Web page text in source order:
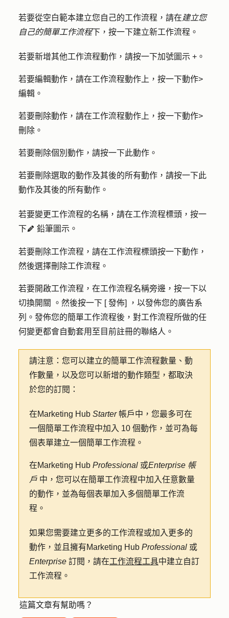
若要從空白範本建立您自己的工作流程，請在建立您
自己的簡單工作流程下，按一下建立新工作流程 。
若要新增其他工作流程動作，請按一下加號圖示 + 。
若要編輯動作，請在工作流程動作上，按一下動作>
編輯 。
若要刪除動作，請在工作流程動作上，按一下動作>
刪除 。
若要刪除個別動作，請按一下此動作 。
若要刪除選取的動作及其後的所有動作，請按一下此
動作及其後的所有動作。
若要變更工作流程的名稱，請在工作流程標頭，按一
下edit 鉛筆圖示 。
若要刪除工作流程，請在工作流程標頭按一下動作 ，
然後選擇刪除工作流程。
若要開啟工作流程，在工作流程名稱旁邊，按一下以
切換開關 。然後按一下 [發佈]
，以發佈您的廣告系
列。發佈您的簡單工作流程後，對工作流程所做的任
何變更都會自動套用至目前註冊的聯絡人。
請注意： 您可以建立的簡單工作流程數量、動
作數量，以及您可以新增的動作類型，都取決
於您的訂閱：
在Marketing Hub Starter 帳戶中，您最多可在
一個簡單工作流程中加入 10 個動作，並可為每
個表單建立一個簡單工作流程。
在Marketing Hub Professional 或Enterprise 帳
戶 中，您可以在簡單工作流程中加入任意數量
的動作，並為每個表單加入多個簡單工作流
程。
如果您需要建立更多的工作流程或加入更多的
動作，並且擁有Marketing Hub Professional 或
Enterprise 訂閱，請在工作流程工具中建立自訂
工作流程。
這篇文章有幫助嗎？